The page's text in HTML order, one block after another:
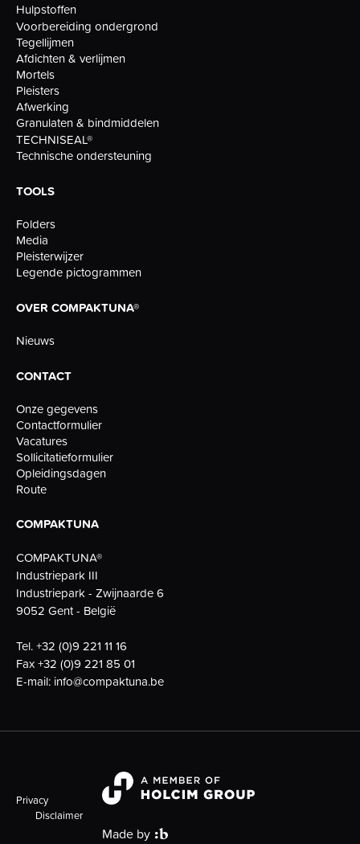
Hulpstoffen
Voorbereiding ondergrond
Tegellijmen
Afdichten & verlijmen
Mortels
Pleisters
Afwerking
Granulaten & bindmiddelen
TECHNISEAL®
Technische ondersteuning
TOOLS
Folders
Media
Pleisterwijzer
Legende pictogrammen
OVER COMPAKTUNA®
Nieuws
CONTACT
Onze gegevens
Contactformulier
Vacatures
Sollicitatieformulier
Opleidingsdagen
Route
COMPAKTUNA
COMPAKTUNA®
Industriepark III
Industriepark - Zwijnaarde 6
9052 Gent - België
Tel.+32 (0)9 221 11 16
Fax+32 (0)9 221 85 01
E-mail: info@compaktuna.be
Privacy
Disclaimer
Made by